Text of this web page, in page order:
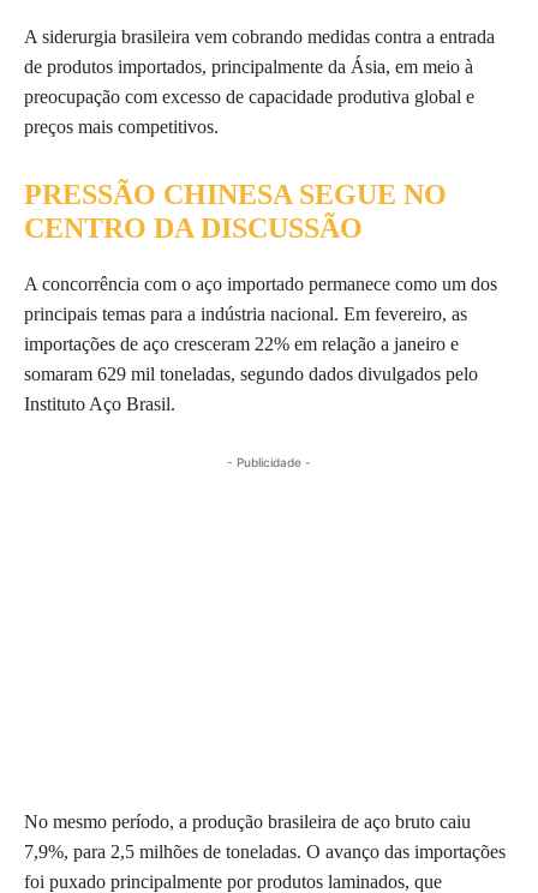
A siderurgia brasileira vem cobrando medidas contra a entrada
de produtos importados, principalmente da Ásia, em meio à
preocupação com excesso de capacidade produtiva global e
preços mais competitivos.
PRESSÃO CHINESA SEGUE NO
CENTRO DA DISCUSSÃO
A concorrência com o aço importado permanece como um dos
principais temas para a indústria nacional. Em fevereiro, as
importações de aço cresceram 22% em relação a janeiro e
somaram 629 mil toneladas, segundo dados divulgados pelo
Instituto Aço Brasil.
- Publicidade -
No mesmo período, a produção brasileira de aço bruto caiu
7,9%, para 2,5 milhões de toneladas. O avanço das importações
foi puxado principalmente por produtos laminados, que